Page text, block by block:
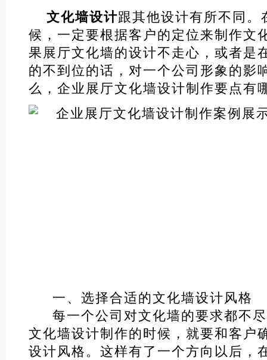
文化墙设计跟其他设计有所不同。
候，一定要根据客户的定位来制作文
果展厅文化墙的设计不走心，或者是
的不到位的话，对一个公司形象的影
么，企业展厅文化墙设计制作要点有
一、选择合适的文化墙设计风格
每一个公司对文化墙的要求都不尽
文化墙设计制作的时候，就要和客户
设计风格。这样有了一个方向以后，